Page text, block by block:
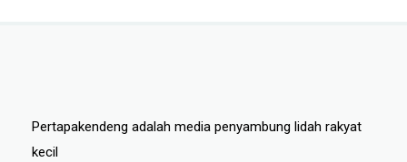
Pertapakendeng adalah media penyambung lidah rakyat
kecil